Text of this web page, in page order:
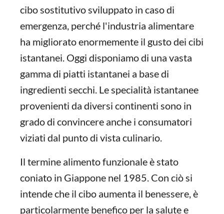
cibo sostitutivo sviluppato in caso di
emergenza, perché l'industria alimentare
ha migliorato enormemente il gusto dei cibi
istantanei. Oggi disponiamo di una vasta
gamma di piatti istantanei a base di
ingredienti secchi. Le specialità istantanee
provenienti da diversi continenti sono in
grado di convincere anche i consumatori
viziati dal punto di vista culinario.
Il termine alimento funzionale è stato
coniato in Giappone nel 1985. Con ciò si
intende che il cibo aumenta il benessere, è
particolarmente benefico per la salute e